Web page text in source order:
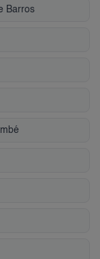
Barros